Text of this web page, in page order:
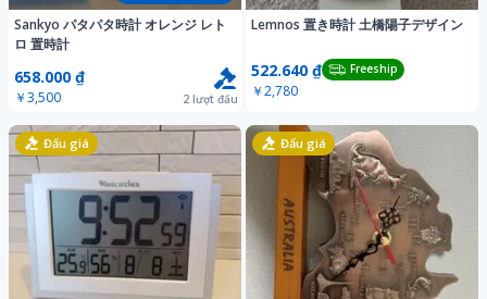
Sankyo パタパタ時計 オレンジ レト
ロ 置時計
658.000 ₫
￥3,500 2 lượt đấu
Lemnos 置き時計 土橋陽子デザイン
522.640 ₫ Freeship
￥2,780
Đấu giá Đấu giá